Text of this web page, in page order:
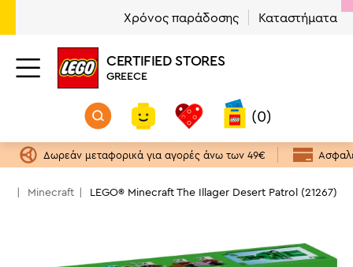
Χρόνος παράδοσης Καταστήματα
CERTIFIED STORES
GREECE
(0)
Δωρεάν μεταφορικά για αγορές άνω των 49€
Minecraft LEGO® Minecraft The Illager Desert Patrol (21267)